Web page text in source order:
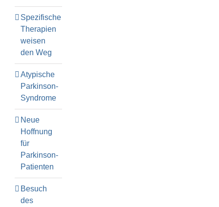
Spezifische
Therapien
weisen
den Weg
Atypische
Parkinson-
Syndrome
Neue
Hoffnung
für
Parkinson-
Patienten
Besuch
des